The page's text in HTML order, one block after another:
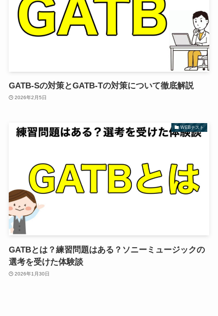
GATB-Sの対策とGATB-Tの対策について徹底解説
2026年2月5日
WEBテスト
GATBとは？練習問題はある？ソニーミュージックの
選考を受けた体験談
2026年1月30日